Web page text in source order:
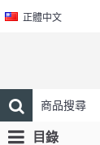
正體中文
目錄